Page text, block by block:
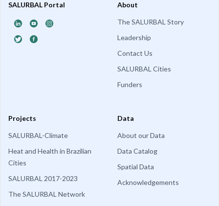
SALURBAL Portal About
The SALURBAL Story
Leadership
Contact Us
SALURBAL Cities
Funders
Projects
SALURBAL-Climate
Heat and Health in Brazilian
Cities
SALURBAL 2017-2023
The SALURBAL Network
Data
About our Data
Data Catalog
Spatial Data
Acknowledgements